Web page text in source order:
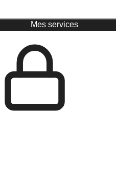
Mes services